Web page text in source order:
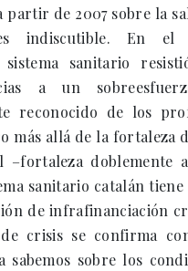
partir de 2007 sobre la
es indiscutible. En el
sistema sanitario
a un
reconocido de los
más allá de la fortaleza
–fortaleza doblemente
sanitario catalán
de infrafinanciación
crisis se confirma
sabemos sobre los